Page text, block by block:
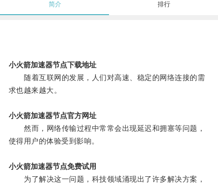
简介 排行
小火箭加速器节点下载地址
随着互联网的发展，人们对高速、稳定的网络连接的需
求也越来越大。
小火箭加速器节点官方网址
然而，网络传输过程中常常会出现延迟和拥塞等问题，
使得用户的体验受到影响。
小火箭加速器节点免费试用
为了解决这一问题，科技领域涌现出了许多解决方案，